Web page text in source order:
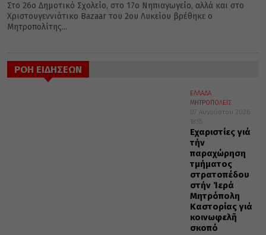
Στο 26ο Δημοτικό Σχολείο, στο 17ο Νηπιαγωγείο, αλλά και στο
Χριστουγεννιάτικο Bazaar του 2ου Λυκείου βρέθηκε ο
Μητροπολίτης...
ΡΟΗ ΕΙΔΗΣΕΩΝ
ΕΛΛΑΔΑ
ΜΗΤΡΟΠΟΛΕΙΣ
07 Αυγούστου 2026
18:55
Εὐχαριστίες γιά
τήν
παραχώρηση
τμήματος
στρατοπέδου
στήν Ἱερά
Μητρόπολη
Καστορίας γιά
κοινωφελῆ
σκοπό